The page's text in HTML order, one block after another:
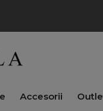
Accesorii